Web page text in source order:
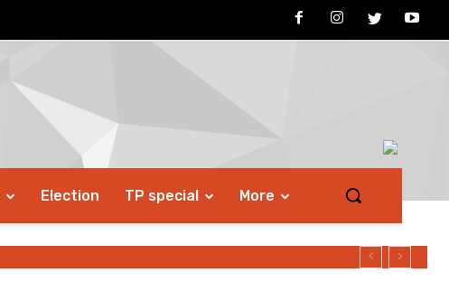
Election TP special More